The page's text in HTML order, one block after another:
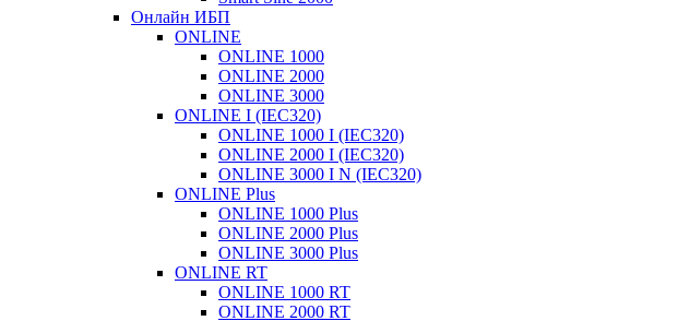
Онлайн ИБП
ONLINE
ONLINE 1000
ONLINE 2000
ONLINE 3000
ONLINE I (IEC320)
ONLINE 1000 I (IEC320)
ONLINE 2000 I (IEC320)
ONLINE 3000 I N (IEC320)
ONLINE Plus
ONLINE 1000 Plus
ONLINE 2000 Plus
ONLINE 3000 Plus
ONLINE RT
ONLINE 1000 RT
ONLINE 2000 RT